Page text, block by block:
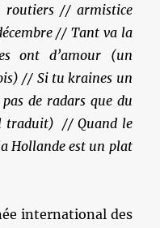
routiers // armistice
// Tant va la
ont d’amour (un
// Si tu kraines un
de radars que du
traduit) // Quand le
Hollande est un plat
international des